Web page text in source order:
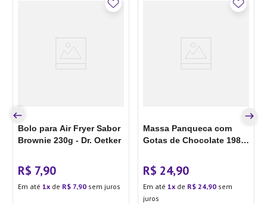
Bolo para Air Fryer Sabor
Brownie 230g - Dr. Oetker
R$ 7,90
Em até 1 de R$ 7,90 sem juros
Massa Panqueca com
Gotas de Chocolate 198g
R$ 24,90
Em até 1 de R$ 24,90 sem
juros